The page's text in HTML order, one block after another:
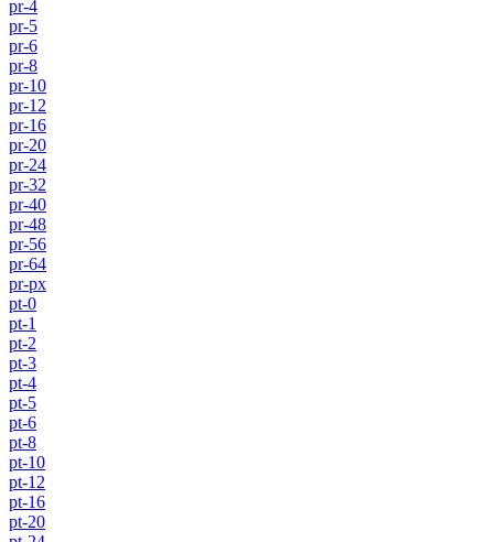
pr-4
pr-5
pr-6
pr-8
pr-10
pr-12
pr-16
pr-20
pr-24
pr-32
pr-40
pr-48
pr-56
pr-64
pr-px
pt-0
pt-1
pt-2
pt-3
pt-4
pt-5
pt-6
pt-8
pt-10
pt-12
pt-16
pt-20